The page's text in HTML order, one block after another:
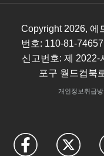
Copyright 2026, 에
번호: 110-81-
신고번호: 제 2022-
포구 월드컵북
개인정보취급방